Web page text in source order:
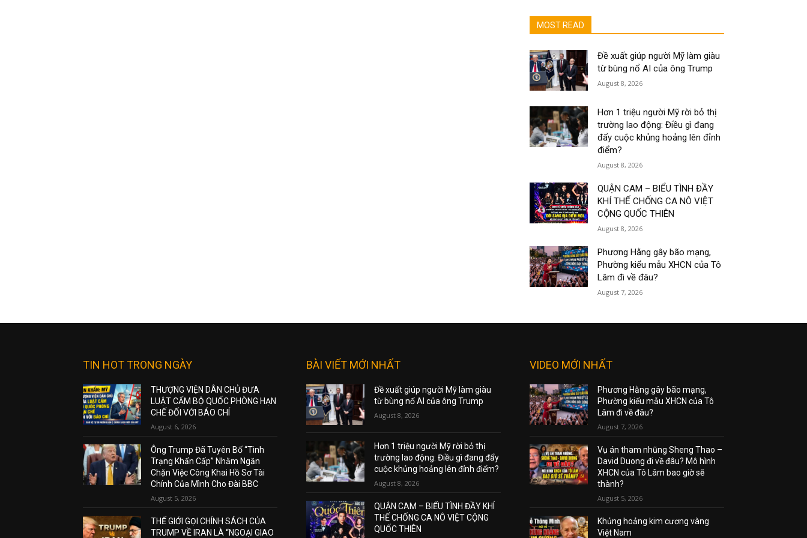
MOST READ
Đề xuất giúp người Mỹ làm giàu
từ bùng nổ AI của ông Trump
August 8, 2026
Hơn 1 triệu người Mỹ rời bỏ thị
trường lao động: Điều gì đang
đẩy cuộc khủng hoảng lên đỉnh
điểm?
August 8, 2026
QUẬN CAM – BIỂU TÌNH ĐẦY
KHÍ THẾ CHỐNG CA NÔ VIỆT
CỘNG QUỐC THIÊN
August 8, 2026
Phương Hằng gây bão mạng,
Phường kiểu mẫu XHCN của Tô
Lâm đi về đâu?
August 7, 2026
TIN HOT TRONG NGÀY
THƯỢNG VIỆN DÂN CHỦ ĐƯA
LUẬT CẤM BỘ QUỐC PHÒNG HẠN
CHẾ ĐỐI VỚI BÁO CHÍ
August 6, 2026
Ông Trump Đã Tuyên Bố “Tình
Trạng Khẩn Cấp” Nhằm Ngăn
Chặn Việc Công Khai Hồ Sơ Tài
Chính Của Mình Cho Đài BBC
August 5, 2026
THẾ GIỚI GỌI CHÍNH SÁCH CỦA
TRUMP VỀ IRAN LÀ “NGOẠI GIAO
BÀI VIẾT MỚI NHẤT
Đề xuất giúp người Mỹ làm giàu
từ bùng nổ AI của ông Trump
August 8, 2026
Hơn 1 triệu người Mỹ rời bỏ thị
trường lao động: Điều gì đang đẩy
cuộc khủng hoảng lên đỉnh điểm?
August 8, 2026
QUẬN CAM – BIỂU TÌNH ĐẦY KHÍ
THẾ CHỐNG CA NÔ VIỆT CỘNG
QUỐC THIÊN
VIDEO MỚI NHẤT
Phương Hằng gây bão mạng,
Phường kiểu mẫu XHCN của Tô
Lâm đi về đâu?
August 7, 2026
Vụ án tham nhũng Sheng Thao –
David Duong đi về đâu? Mô hình
XHCN của Tô Lâm bao giờ sẽ
thành?
August 5, 2026
Khủng hoảng kim cương vàng
Việt Nam